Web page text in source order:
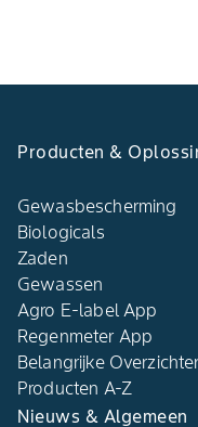
Producten &
Gewasbescherming
Biologicals
Zaden
Gewassen
Agro E-label App
Regenmeter App
Belangrijke
Producten A-Z
Nieuws & Algemeen